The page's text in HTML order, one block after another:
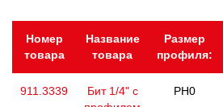
Номер
товара
Название
товара
Размер
профиля:
911.3339
Бит 1/4" с
PH0